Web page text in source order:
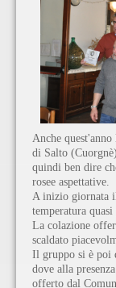
Anche
di Salto
quindi ben dire
rosee aspettative.
A inizio giornata
temperatura
La colazione
scaldato
Il gruppo si è poi
dove alla
offerto dal